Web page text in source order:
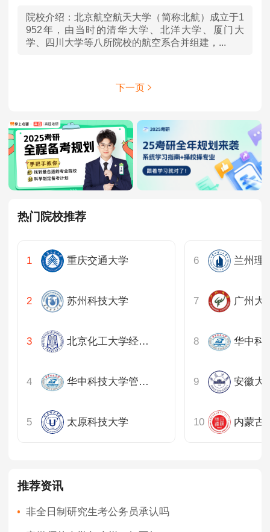
院校介绍： 北京航空航天大学（简称北航）成立于1
952年，由当时的清华大学、北洋大学、厦门大
学、四川大学等八所院校的航空系合并组建，...
下一页
热门院校推荐
重庆交通大学
苏州科技大学
北京化工大学经济管理学院
华中科技大学管理学院
太原科技大学
广州大
安徽大
推荐资讯
非全日制研究生考公务员承认吗